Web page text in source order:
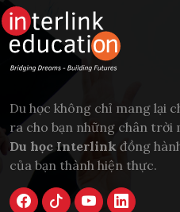
Du học không chỉ mang lại
ra cho bạn những chân trời
Du học Interlink đồng
của bạn thành hiện thực.